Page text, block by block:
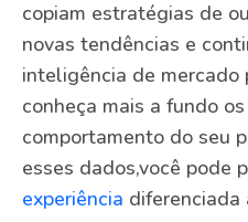
copiam estratégias de
novas tendências e
inteligência de mercado
conheça mais a fundo
comportamento do seu
esses dados,você pode
experiência diferenciada